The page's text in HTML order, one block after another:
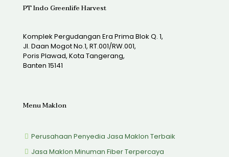
PT Indo Greenlife Harvest
Komplek Pergudangan Era Prima Blok Q. 1,
Jl. Daan Mogot No.1, RT.001/RW.001,
Poris Plawad, Kota Tangerang,
Banten 15141
Menu Maklon
Perusahaan Penyedia Jasa Maklon Terbaik
Jasa Maklon Minuman Fiber Terpercaya